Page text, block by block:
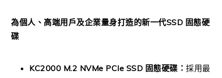
為個人、高端用戶及企業量身打造的新一代SSD 固態硬
碟
KC2000 M.2 NVMe PCIe SSD 固態硬碟：採用最